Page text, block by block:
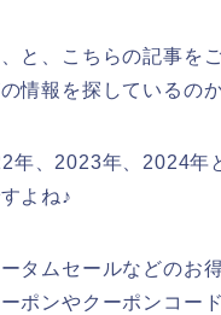
と、こちらの記事を
情報を探しているの
年、2023年、2024年
よね♪
タムセールなどのお
ポンやクーポンコー